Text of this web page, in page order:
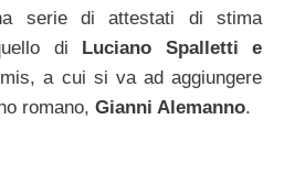
serie di attestati di stima
di Luciano Spalletti e
a cui si va ad aggiungere
romano, Gianni Alemanno.